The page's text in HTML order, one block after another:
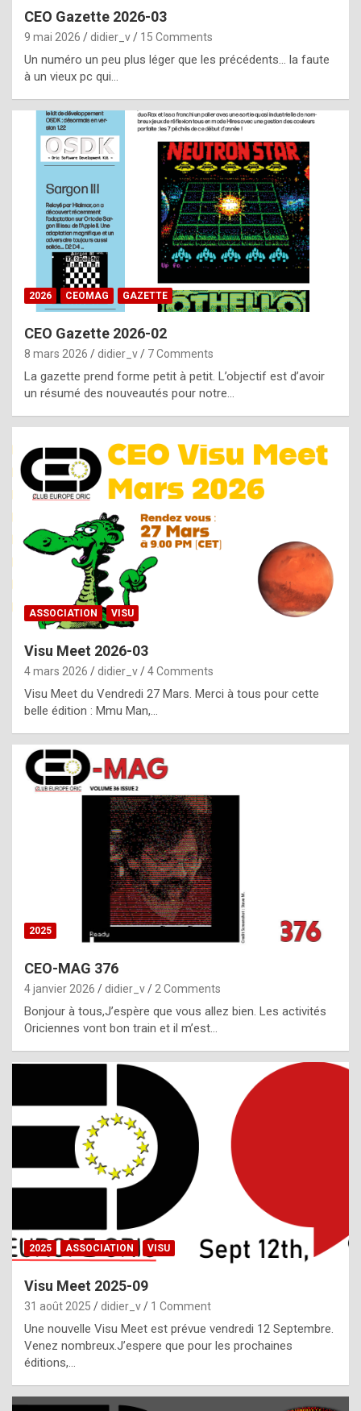
e
f
o
m
m
a
y
b
e
b
y
g
e
n
u
i
n
e
R
o
p
l
c
h
i
s
t
o
r
p
e
c
i
l
,
g
h
t
f
CEO Gazette 2026-03
9 mai 2026 didier_v 15 Comments
Un numéro un peu plus léger que les précédents… la faute
à un vieux pc qui…
2026 CEOMAG GAZETTE
CEO Gazette 2026-02
8 mars 2026 didier_v 7 Comments
La gazette prend forme petit à petit. L’objectif est d’avoir
un résumé des nouveautés pour notre…
ASSOCIATION VISU
Visu Meet 2026-03
4 mars 2026 didier_v 4 Comments
Visu Meet du Vendredi 27 Mars. Merci à tous pour cette
belle édition : Mmu Man,…
2025
CEO-MAG 376
4 janvier 2026 didier_v 2 Comments
Bonjour à tous,J’espère que vous allez bien. Les activités
Oriciennes vont bon train et il m’est…
2025 ASSOCIATION VISU
Visu Meet 2025-09
31 août 2025 didier_v 1 Comment
Une nouvelle Visu Meet est prévue vendredi 12 Septembre.
Venez nombreux.J’espere que pour les prochaines
éditions,…